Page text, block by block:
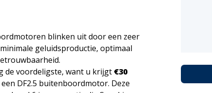
blinken uit door een zeer
geluidsproductie, optimaal
de voordeligste, want u krijgt €30
DF2.5 buitenboordmotor. Deze